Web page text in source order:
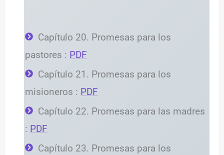
Capítulo 20. Promesas para los
pastores : PDF
Capítulo 21. Promesas para los
misioneros : PDF
Capítulo 22. Promesas para las madres
: PDF
Capítulo 23. Promesas para los